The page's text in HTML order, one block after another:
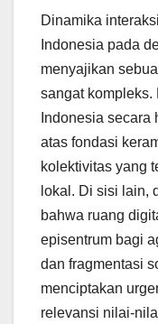
Dinamika
Indonesia pada
menyajikan
sangat kompleks.
Indonesia
atas fondasi
kolektivitas yang
lokal. Di sisi lain,
bahwa ruang
episentrum bagi
dan fragmentasi
menciptakan
relevansi nilai-